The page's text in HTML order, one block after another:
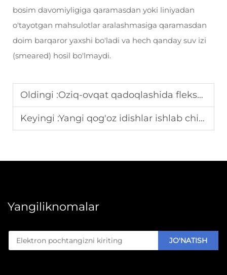
bosim davomiyligiga qaramasdan yoki liniyadan
o'tayotgan mahsulotlar aralashmasiga qaramasdan
doim barqaror yaxshi bo'ladi va hech qanday suv izi
(smeared) hosil bo'lmaydi.
Oldingi :Oziq-ovqat qadoqlashida flekso bosmachilar uchun bo'yoq tanlash qo'llanmasi
Keyingi :Yangi qog'oz idishlar ishlab chiqarish apparati o'rnatish bosqichlari
Yangiliknomalar
JO'NATISH